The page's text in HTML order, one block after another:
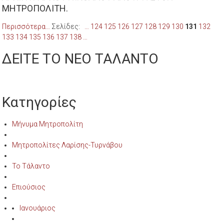
ΜΗΤΡΟΠΟΛΙΤΗ.
Περισσότερα… Σελίδες: 124 125 126 127 128 129 130 131 132
133 134 135 136 137 138
ΔΕΙΤΕ ΤΟ ΝΕΟ ΤΑΛΑΝΤΟ
Κατηγορίες
Μήνυμα Μητροπολίτη
Μητροπολίτες Λαρίσης-Τυρνάβου
Το Τάλαντο
Επιούσιος
Ιανουάριος